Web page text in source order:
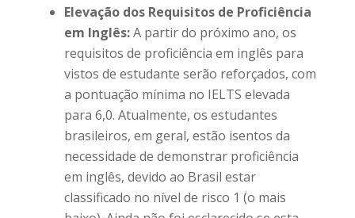
Elevação dos Requisitos de Proficiência
em Inglês:A partir do próximo ano, os
requisitos de proficiência em inglês para
vistos de estudante serão reforçados, com
a pontuação mínima no IELTS elevada
para 6,0. Atualmente, os estudantes
brasileiros, em geral, estão isentos da
necessidade de demonstrar proficiência
em inglês, devido ao Brasil estar
classificado no nível de risco 1 (o mais